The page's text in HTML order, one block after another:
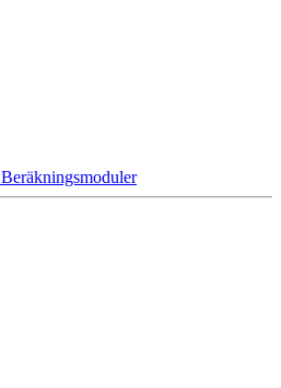
Beräkningsmoduler